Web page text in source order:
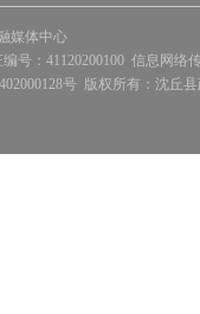
媒体中心
号：41120200100 信息网络
号 版权所有：沈丘